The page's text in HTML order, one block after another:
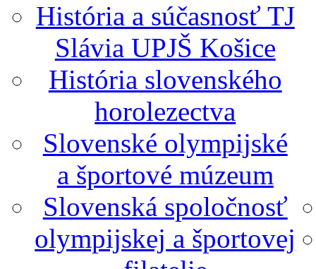
História a súčasnosť TJ
Slávia UPJŠ Košice
História slovenského
horolezectva
Slovenské olympijské
a športové múzeum
Slovenská spoločnosť
olympijskej a športovej